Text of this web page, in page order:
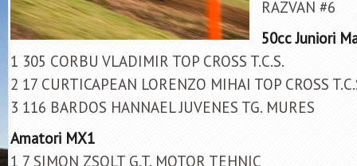
RAZVAN #6
50cc Juniori
1 305 CORBU VLADIMIR TOP CROSS T.C.S.
2 17 CURTICAPEAN LORENZO MIHAI TOP CROSS
3 116 BARDOS HANNAEL JUVENES TG. MURES
Amatori MX1
1 7 SIMON ZSOLT G.T. MOTOR TEHNIC